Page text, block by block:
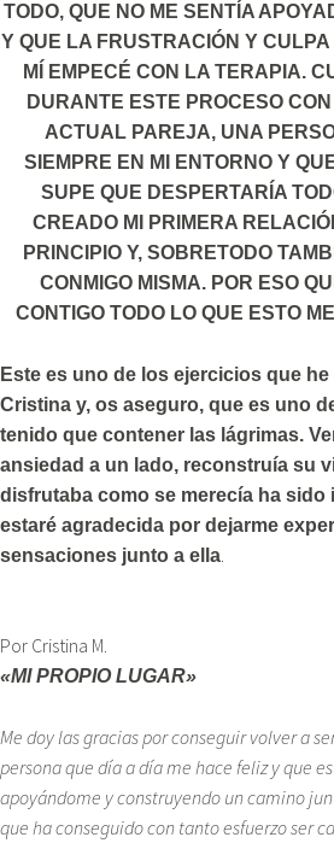
TODO, QUE NO ME SENTÍA
Y QUE LA FRUSTRACIÓN Y
MÍ EMPECÉ CON LA TERAPIA.
DURANTE ESTE PROCESO
ACTUAL PAREJA, UNA
SIEMPRE EN MI ENTORNO Y
SUPE QUE DESPERTARÍA
CREADO MI PRIMERA
PRINCIPIO Y, SOBRETODO
CONMIGO MISMA. POR ESO
CONTIGO TODO LO QUE ESTO
Este es uno de los ejercicios que
Cristina y, os aseguro, que es uno
tenido que contener las lágrimas.
ansiedad a un lado, reconstruía su
disfrutaba como se merecía ha sido
estaré agradecida por dejarme
sensaciones junto a ella
Por Cristina M.
«MI PROPIO LUGAR»
Me doy las gracias por conseguir volver a
persona que día a día me hace feliz y que
apoyándome y construyendo un camino
que ha conseguido con tanto esfuerzo ser